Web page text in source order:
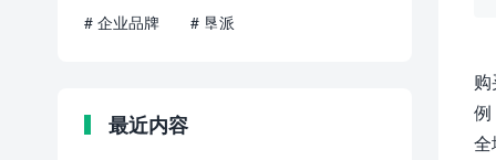
例
全
# 企业品牌
# 垦派
最近内容